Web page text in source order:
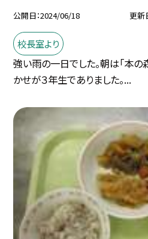
公開日 2024/06/18 更新
校長室より
強い雨の一日でした。朝は「本の
かせが３年生でありました。...